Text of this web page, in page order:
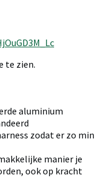
te zien.
aluminium
zodat er zo min
manier je
ook op kracht